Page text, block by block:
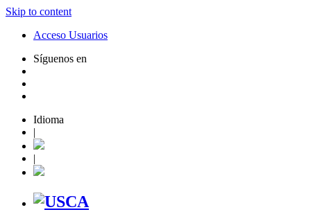
Skip to content
Acceso Usuarios
Síguenos en
Idioma
|
|